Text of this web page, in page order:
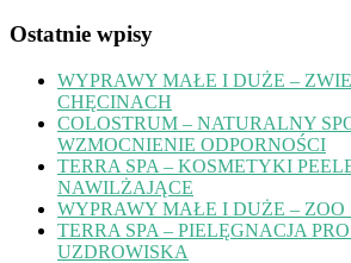
Ostatnie wpisy
WYPRAWY MAŁE I DUŻE –
CHĘCINACH
COLOSTRUM – NATURALNY
WZMOCNIENIE ODPORNOŚCI
TERRA SPA – KOSMETYKI
NAWILŻAJĄCE
WYPRAWY MAŁE I DUŻE – ZOO
TERRA SPA – PIELĘGNACJA
UZDROWISKA